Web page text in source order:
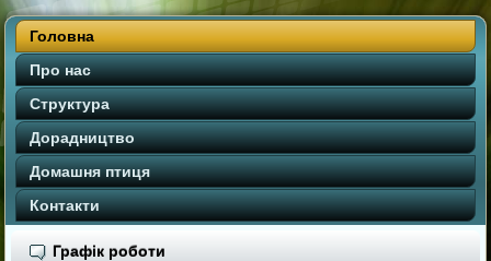
Головна
Про нас
Структура
Дорадництво
Домашня птиця
Контакти
Графік роботи